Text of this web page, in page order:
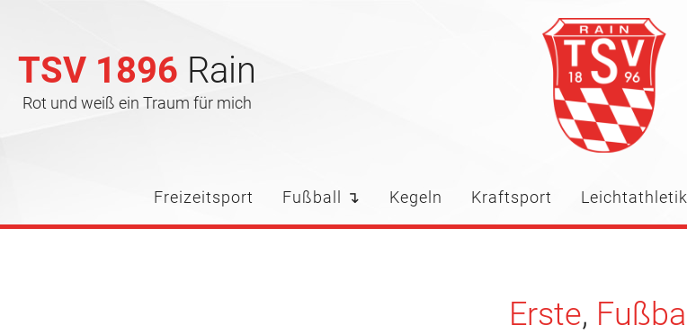
TSV 1896 Rain
Rot und weiß ein Traum für mich
Freizeitsport Fußball ↴ Kegeln Kraftsport Leichtathletik
Erste, Fußball